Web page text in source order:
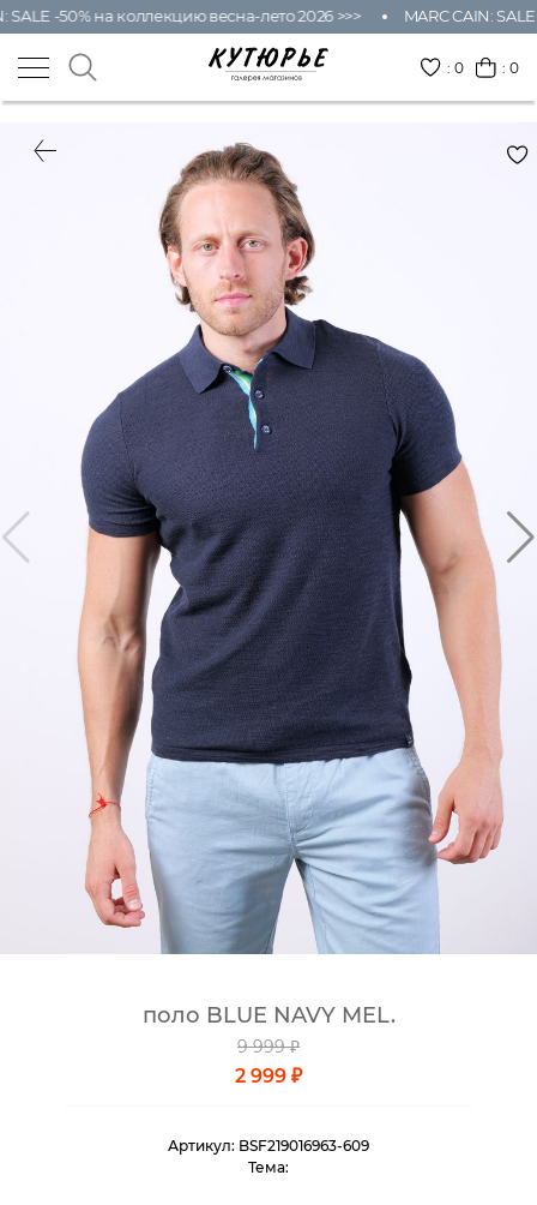
-50% на коллекцию весна-лето 2026 >>> MARC CAIN:
:0 : 0
поло BLUE NAVY MEL.
9 999 ₽
2 999 ₽
Артикул: BSF219016963-609
Тема: